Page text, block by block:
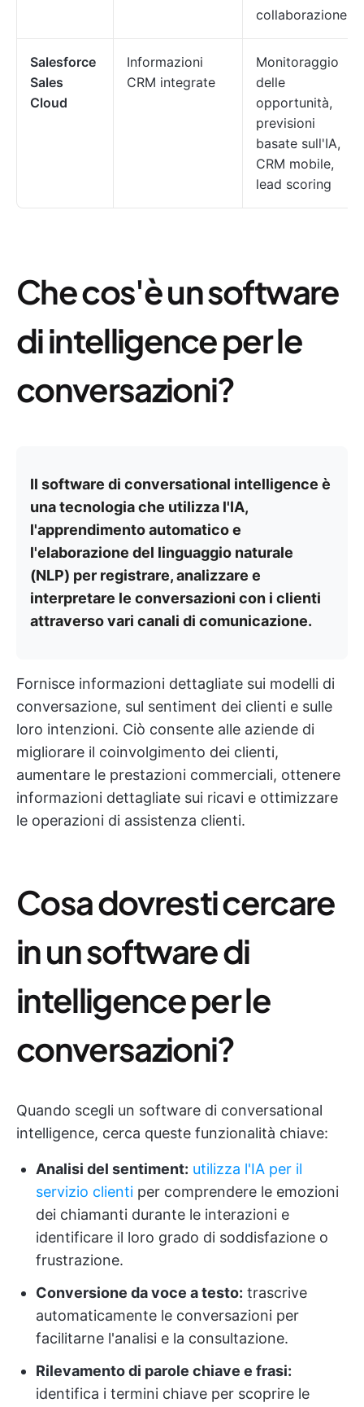
collaborazione
Salesforce
Sales
Cloud
Informazioni
CRM integrate
Monitoraggio
delle
opportunità,
previsioni
basate sull'IA,
CRM mobile,
lead scoring
Che cos'è un software
di intelligence per le
conversazioni?
Il software di conversational intelligence è
una tecnologia che utilizza l'IA,
l'apprendimento automatico e
l'elaborazione del linguaggio naturale
(NLP) per registrare, analizzare e
interpretare le conversazioni con i clienti
attraverso vari canali di comunicazione.
Fornisce informazioni dettagliate sui modelli di
conversazione, sul sentiment dei clienti e sulle
loro intenzioni. Ciò consente alle aziende di
migliorare il coinvolgimento dei clienti,
aumentare le prestazioni commerciali, ottenere
informazioni dettagliate sui ricavi e ottimizzare
le operazioni di assistenza clienti.
Cosa dovresti cercare
in un software di
intelligence per le
conversazioni?
Quando scegli un software di conversational
intelligence, cerca queste funzionalità chiave:
Analisi del sentiment: utilizza l'IA per il
servizio clienti per comprendere le emozioni
dei chiamanti durante le interazioni e
identificare il loro grado di soddisfazione o
frustrazione.
Conversione da voce a testo: trascrive
automaticamente le conversazioni per
facilitarne l'analisi e la consultazione.
Rilevamento di parole chiave e frasi:
identifica i termini chiave per scoprire le